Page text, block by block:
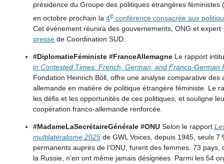
présidence du Groupe des politiques étrangères féministes
en octobre prochain la 4e conférence consacrée aux
Cet évènement réunira des gouvernements, ONG et
presse de Coordination SUD.
#DiplomatieFéministe #FranceAllemagne Le rapport
in Contested Times: French, German, and Franco-German
Fondation Heinrich Böll, offre une analyse comparative des
allemande en matière de politique étrangère féministe. Le
les défis et les opportunités de ces politiques, et souligne
coopération franco-allemande renforcée.
#MadameLaSecrétaireGénérale #ONU Selon le rapport
multilatéralisme 2025 de GWL Voices, depuis 1945, seuls 7
permanents auprès de l’ONU, furent des femmes. 73
la Russie, n’en ont même jamais désignées. Parmi les 54